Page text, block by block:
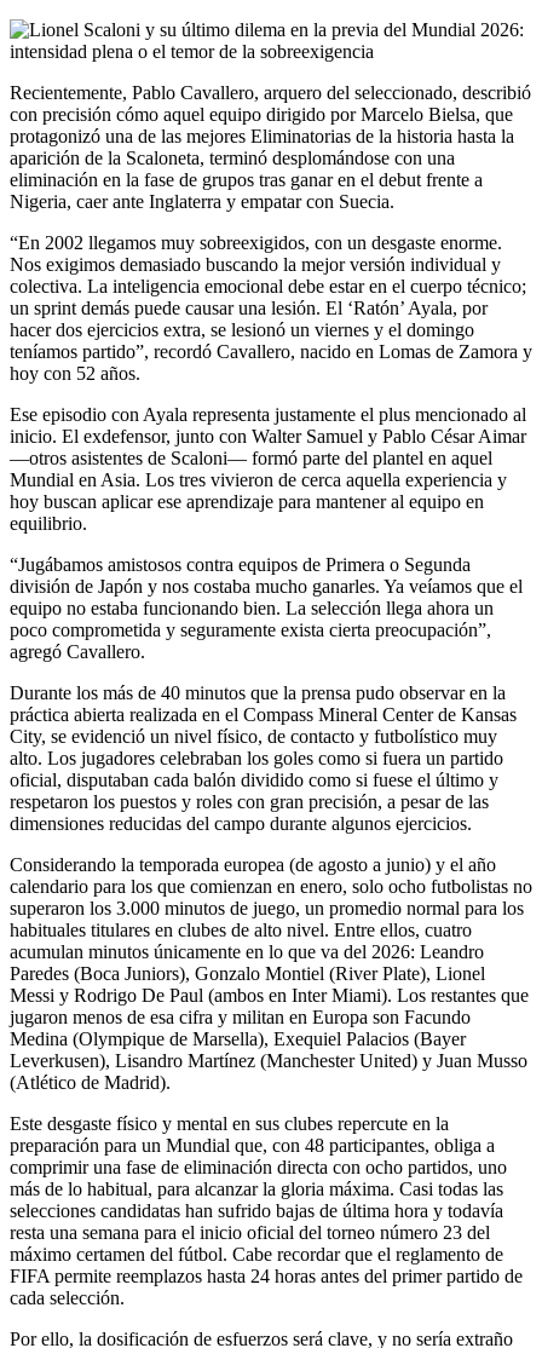
Recientemente, Pablo Cavallero, arquero del seleccionado, describió
con precisión cómo aquel equipo dirigido por Marcelo Bielsa, que
protagonizó una de las mejores Eliminatorias de la historia hasta la
aparición de la Scaloneta, terminó desplomándose con una
eliminación en la fase de grupos tras ganar en el debut frente a
Nigeria, caer ante Inglaterra y empatar con Suecia.
“En 2002 llegamos muy sobreexigidos, con un desgaste enorme.
Nos exigimos demasiado buscando la mejor versión individual y
colectiva. La inteligencia emocional debe estar en el cuerpo técnico;
un sprint demás puede causar una lesión. El ‘Ratón’ Ayala, por
hacer dos ejercicios extra, se lesionó un viernes y el domingo
teníamos partido”, recordó Cavallero, nacido en Lomas de Zamora y
hoy con 52 años.
Ese episodio con Ayala representa justamente el plus mencionado al
inicio. El exdefensor, junto con Walter Samuel y Pablo César Aimar
—otros asistentes de Scaloni— formó parte del plantel en aquel
Mundial en Asia. Los tres vivieron de cerca aquella experiencia y
hoy buscan aplicar ese aprendizaje para mantener al equipo en
equilibrio.
“Jugábamos amistosos contra equipos de Primera o Segunda
división de Japón y nos costaba mucho ganarles. Ya veíamos que el
equipo no estaba funcionando bien. La selección llega ahora un
poco comprometida y seguramente exista cierta preocupación”,
agregó Cavallero.
Durante los más de 40 minutos que la prensa pudo observar en la
práctica abierta realizada en el Compass Mineral Center de Kansas
City, se evidenció un nivel físico, de contacto y futbolístico muy
alto. Los jugadores celebraban los goles como si fuera un partido
oficial, disputaban cada balón dividido como si fuese el último y
respetaron los puestos y roles con gran precisión, a pesar de las
dimensiones reducidas del campo durante algunos ejercicios.
Considerando la temporada europea (de agosto a junio) y el año
calendario para los que comienzan en enero, solo ocho futbolistas no
superaron los 3.000 minutos de juego, un promedio normal para los
habituales titulares en clubes de alto nivel. Entre ellos, cuatro
acumulan minutos únicamente en lo que va del 2026: Leandro
Paredes (Boca Juniors), Gonzalo Montiel (River Plate), Lionel
Messi y Rodrigo De Paul (ambos en Inter Miami). Los restantes que
jugaron menos de esa cifra y militan en Europa son Facundo
Medina (Olympique de Marsella), Exequiel Palacios (Bayer
Leverkusen), Lisandro Martínez (Manchester United) y Juan Musso
(Atlético de Madrid).
Este desgaste físico y mental en sus clubes repercute en la
preparación para un Mundial que, con 48 participantes, obliga a
comprimir una fase de eliminación directa con ocho partidos, uno
más de lo habitual, para alcanzar la gloria máxima. Casi todas las
selecciones candidatas han sufrido bajas de última hora y todavía
resta una semana para el inicio oficial del torneo número 23 del
máximo certamen del fútbol. Cabe recordar que el reglamento de
FIFA permite reemplazos hasta 24 horas antes del primer partido de
cada selección.
Por ello, la dosificación de esfuerzos será clave, y no sería extraño